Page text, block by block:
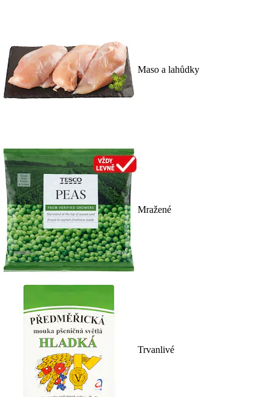
Maso a lahůdky
Mražené
Trvanlivé